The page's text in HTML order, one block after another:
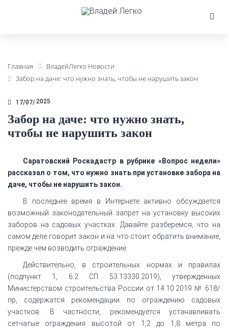
Главная
ВладейЛегко Новости
Забор на даче: что нужно знать, чтобы не нарушить закон
17/07 2025
Забор на даче: что нужно знать,
чтобы не нарушить закон
Саратовский Роскадастр в рубрике «Вопрос недели»
рассказал о том, что нужно знать при установке забора на
даче, чтобы не нарушить закон.
В последнее время в Интернете активно обсуждается
возможный законодательный запрет на установку высоких
заборов на садовых участках. Давайте разберемся, что на
самом деле говорит закон и на что стоит обратить внимание,
прежде чем возводить ограждение.
Действительно, в строительных нормах и правилах
(подпункт 1, 6.2 СП 53.13330.2019), утверждённых
Министерством строительства России от 14.10.2019 № 618/
пр, содержатся рекомендации по ограждению садовых
участков. В частности, рекомендуется устанавливать
сетчатые ограждения высотой от 1,2 до 1,8 метра по